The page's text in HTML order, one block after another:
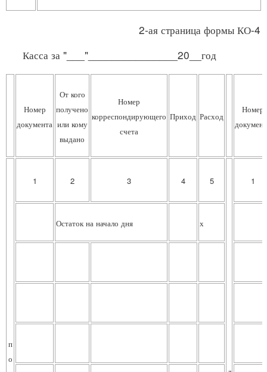
2-ая страница формы КО-4
Касса за "___"_______________20__год
Номер
документа
От кого
получено
или кому
выдано
Номер
корреспондирующего
счета
Приход Расход
Номер
п
о
1 2 3 4 5 1
Остаток на начало дня х